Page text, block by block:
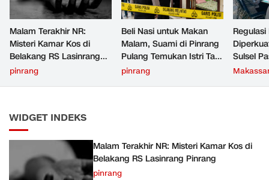
Malam Terakhir NR:
Misteri Kamar Kos di
Belakang RS Lasinrang
Pinrang
pinrang
Beli Nasi untuk Makan
Malam, Suami di Pinrang
Pulang Temukan Istri Tak
Bernyawa di Kamar Kos
pinrang
Sulsel
WIDGET INDEKS
Malam Terakhir NR: Misteri Kamar Kos di
Belakang RS Lasinrang Pinrang
pinrang